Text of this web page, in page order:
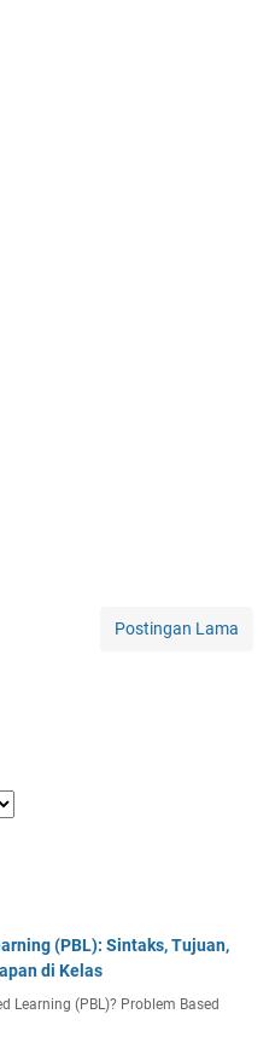
Postingan Lama
(PBL): Sintaks, Tujuan,
di Kelas
Learning (PBL)? Problem Based